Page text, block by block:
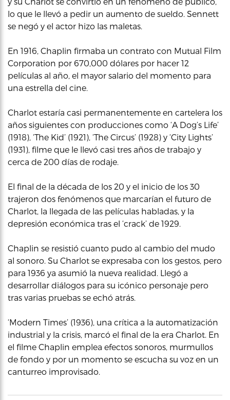
lo que le llevó a pedir un aumento de sueldo. Sennett
se negó y el actor hizo las maletas.
En 1916, Chaplin firmaba un contrato con Mutual Film
Corporation por 670,000 dólares por hacer 12
películas al año, el mayor salario del momento para
una estrella del cine.
Charlot estaría casi permanentemente en cartelera los
años siguientes con producciones como ‘A Dog’s Life’
(1918), ‘The Kid’ (1921), ‘The Circus’ (1928) y ‘City Lights’
(1931), filme que le llevó casi tres años de trabajo y
cerca de 200 días de rodaje.
El final de la década de los 20 y el inicio de los 30
trajeron dos fenómenos que marcarían el futuro de
Charlot, la llegada de las películas habladas, y la
depresión económica tras el ‘crack’ de 1929.
Chaplin se resistió cuanto pudo al cambio del mudo
al sonoro. Su Charlot se expresaba con los gestos, pero
para 1936 ya asumió la nueva realidad. Llegó a
desarrollar diálogos para su icónico personaje pero
tras varias pruebas se echó atrás.
‘Modern Times’ (1936), una crítica a la automatización
industrial y la crisis, marcó el final de la era Charlot. En
el filme Chaplin emplea efectos sonoros, murmullos
de fondo y por un momento se escucha su voz en un
canturreo improvisado.